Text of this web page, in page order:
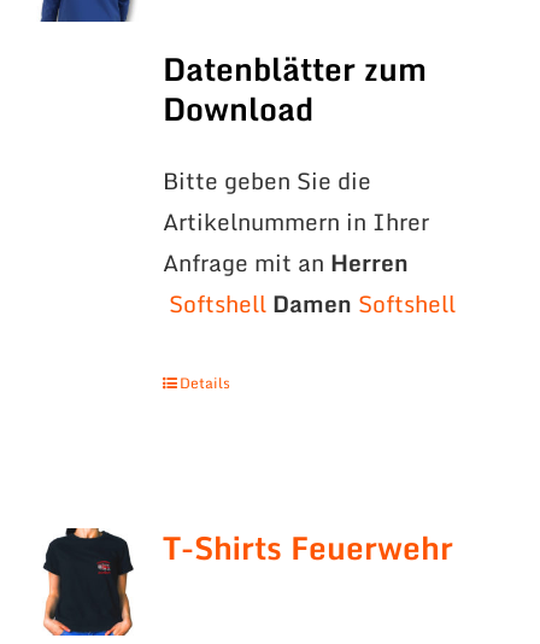
Datenblätter zum
Download
Bitte geben Sie die
Artikelnummern in Ihrer
Anfrage mit an Herren
Softshell Damen Softshell
Details
T-Shirts Feuerwehr